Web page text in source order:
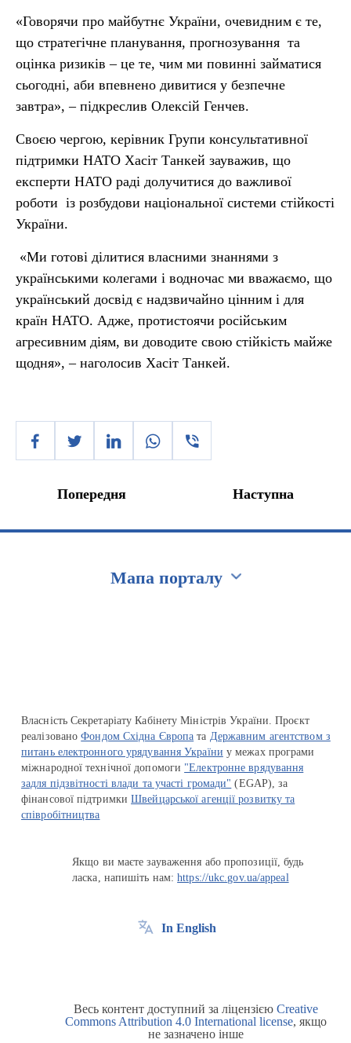
«Говорячи про майбутнє України, очевидним є те,
що стратегічне планування, прогнозування та
оцінка ризиків – це те, чим ми повинні займатися
сьогодні, аби впевнено дивитися у безпечне
завтра», – підкреслив Олексій Генчев.
Своєю чергою, керівник Групи консультативної
підтримки НАТО Хасіт Танкей зауважив, що
експерти НАТО раді долучитися до важливої
роботи із розбудови національної системи стійкості
України.
«Ми готові ділитися власними знаннями з
українськими колегами і водночас ми вважаємо, що
український досвід є надзвичайно цінним і для
країн НАТО. Адже, протистоячи російським
агресивним діям, ви доводите свою стійкість майже
щодня», – наголосив Хасіт Танкей.
Попередня Наступна
Мапа порталу
Власність Секретаріату Кабінету Міністрів України. Проєкт
реалізованоФондом Східна Європа та Державним агентством з
питань електронного урядування України у межах програми
міжнародної технічної допомоги "Електронне врядування
задля підзвітності влади та участі громади" (EGAP), за
фінансової підтримкиШвейцарської агенції розвитку та
співробітництва
Якщо ви маєте зауваження або пропозиції, будь
ласка, напишіть нам:https://ukc.gov.ua/appeal
In English
Весь контент доступний за ліцензією Creative
Commons Attribution 4.0 International license, якщо
не зазначено інше